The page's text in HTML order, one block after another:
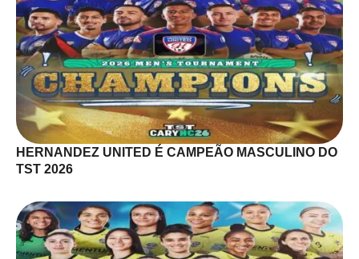
HERNANDEZ UNITED É CAMPEÃO MASCULINO DO
TST 2026